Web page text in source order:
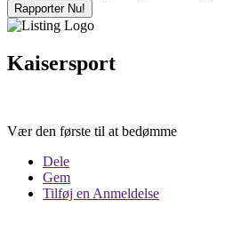
Rapporter Nu!
Kaisersport
Vær den første til at bedømme
Dele
Gem
Tilføj en Anmeldelse